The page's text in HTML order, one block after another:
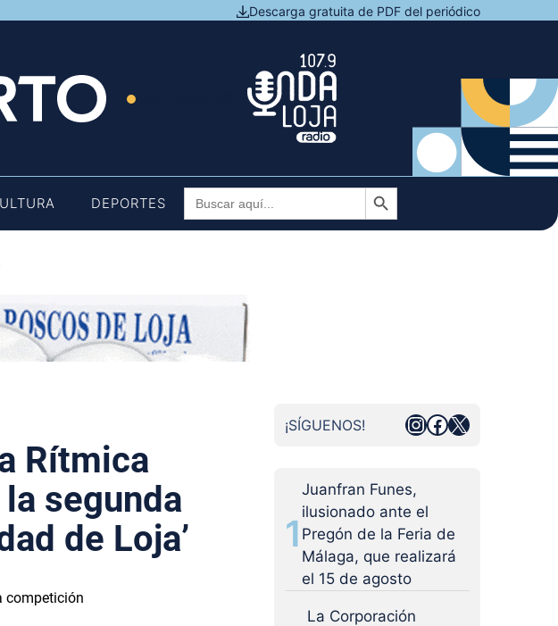
Descarga gratuita de PDF del periódico
DEPORTES
Buscar: Botón de búsqueda
Rítmica
segunda
de Loja’
competición
¡SÍGUENOS! Instagram
Facebook
X
1
Juanfran Funes,
ilusionado ante el
Pregón de la Feria de
Málaga, que realizará
el 15 de agosto
La Corporación